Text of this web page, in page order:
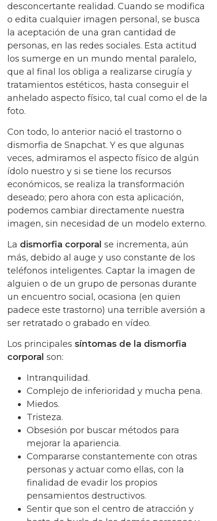
desconcertante realidad. Cuando se modifica
o edita cualquier imagen personal, se busca
la aceptación de una gran cantidad de
personas, en las redes sociales. Esta actitud
los sumerge en un mundo mental paralelo,
que al final los obliga a realizarse cirugía y
tratamientos estéticos, hasta conseguir el
anhelado aspecto físico, tal cual como el de la
foto.
Con todo, lo anterior nació el trastorno o
dismorfia de Snapchat. Y es que algunas
veces, admiramos el aspecto físico de algún
ídolo nuestro y si se tiene los recursos
económicos, se realiza la transformación
deseado; pero ahora con esta aplicación,
podemos cambiar directamente nuestra
imagen, sin necesidad de un modelo externo.
La dismorfia corporal se incrementa, aún
más, debido al auge y uso constante de los
teléfonos inteligentes. Captar la imagen de
alguien o de un grupo de personas durante
un encuentro social, ocasiona (en quien
padece este trastorno) una terrible aversión a
ser retratado o grabado en vídeo.
Los principales síntomas de la dismorfia
corporal son:
Intranquilidad.
Complejo de inferioridad y mucha pena.
Miedos.
Tristeza.
Obsesión por buscar métodos para
mejorar la apariencia.
Compararse constantemente con otras
personas y actuar como ellas, con la
finalidad de evadir los propios
pensamientos destructivos.
Sentir que son el centro de atracción y